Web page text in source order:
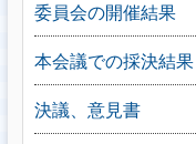
委員会の開催結果
本会議での採決結果
決議、意見書